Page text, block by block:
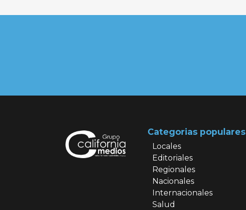
Categorias populares
Locales
Editoriales
Regionales
Nacionales
Internacionales
Salud